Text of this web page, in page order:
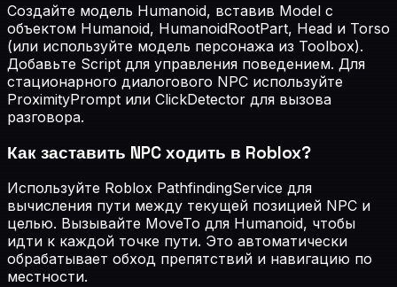
Создайте модель Humanoid, вставив Model с
объектом Humanoid, HumanoidRootPart, Head и Torso
(или используйте модель персонажа из Toolbox).
Добавьте Script для управления поведением. Для
стационарного диалогового NPC используйте
ProximityPrompt или ClickDetector для вызова
разговора.
Как заставить NPC ходить в Roblox?
Используйте Roblox PathfindingService для
вычисления пути между текущей позицией NPC и
целью. Вызывайте MoveTo для Humanoid, чтобы
идти к каждой точке пути. Это автоматически
обрабатывает обход препятствий и навигацию по
местности.